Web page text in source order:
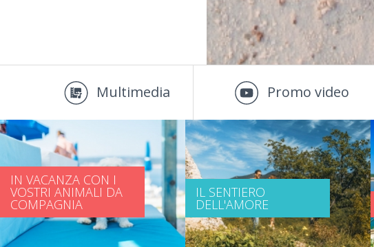
Multimedia Promo video
IN VACANZA CON I
VOSTRI ANIMALI DA
COMPAGNIA
IL SENTIERO
DELL'AMORE